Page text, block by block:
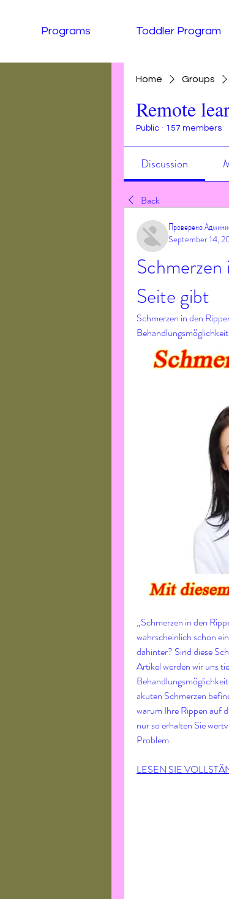
Programs
Toddler Program
Home Groups
Remote
Public · 157 members
Discussion
Back
Проверено
September 14,
Seite gibt
Schmerzen in den
„Schmerzen in den
wahrscheinlich schon
dahinter? Sind diese
Artikel werden wir uns
akuten Schmerzen
warum Ihre Rippen auf
nur so erhalten Sie
Problem.
LESEN SIE